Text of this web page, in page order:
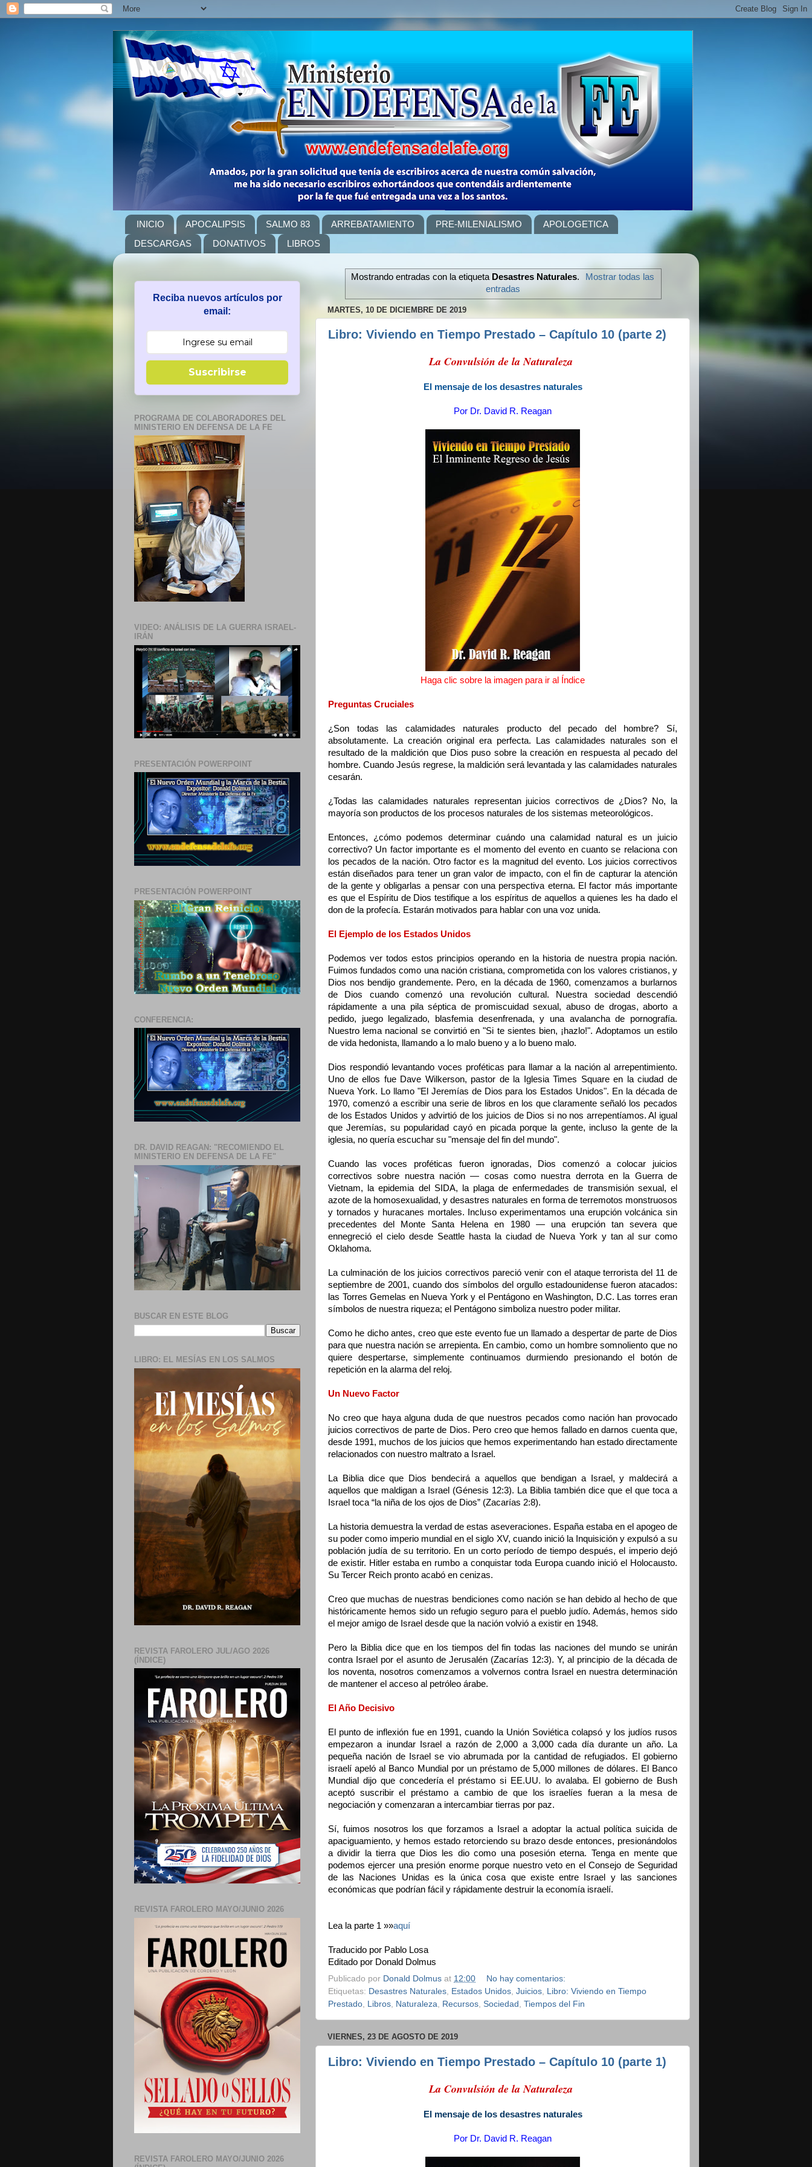
INICIO APOCALIPSIS SALMO 83 ARREBATAMIENTO PRE-MILENIALISMO
APOLOGETICA
DESCARGAS
DONATIVOS LIBROS
Mostrando entradas con la etiqueta Desastres Naturales.
Mostrar todas las
entradas
MARTES, 10 DE DICIEMBRE DE 2019
Libro: Viviendo en Tiempo Prestado – Capítulo 10 (parte 2)
La Convulsión de la Naturaleza
El mensaje de los desastres naturales
Por Dr. David R. Reagan
Haga clic sobre la imagen para ir al Índice
Preguntas Cruciales
¿Son todas las calamidades naturales producto del pecado del hombre? Sí,
absolutamente. La creación original era perfecta. Las calamidades naturales son el
resultado de la maldición que Dios puso sobre la creación en respuesta al pecado del
hombre. Cuando Jesús regrese, la maldición será levantada y las calamidades naturales
cesarán.
¿Todas las calamidades naturales representan juicios correctivos de ¿Dios? No, la
mayoría son productos de los procesos naturales de los sistemas meteorológicos.
Entonces, ¿cómo podemos determinar cuándo una calamidad natural es un juicio
correctivo? Un factor importante es el momento del evento en cuanto se relaciona con
los pecados de la nación. Otro factor es la magnitud del evento. Los juicios correctivos
están diseñados para tener un gran valor de impacto, con el fin de capturar la atención
de la gente y obligarlas a pensar con una perspectiva eterna. El factor más importante
es que el Espíritu de Dios testifique a los espíritus de aquellos a quienes les ha dado el
don de la profecía. Estarán motivados para hablar con una voz unida.
El Ejemplo de los Estados Unidos
Podemos ver todos estos principios operando en la historia de nuestra propia nación.
Fuimos fundados como una nación cristiana, comprometida con los valores cristianos, y
Dios nos bendijo grandemente. Pero, en la década de 1960, comenzamos a burlarnos
de Dios cuando comenzó una revolución cultural. Nuestra sociedad descendió
rápidamente a una pila séptica de promiscuidad sexual, abuso de drogas, aborto a
pedido, juego legalizado, blasfemia desenfrenada, y una avalancha de pornografía.
Nuestro lema nacional se convirtió en "Si te sientes bien, ¡hazlo!". Adoptamos un estilo
de vida hedonista, llamando a lo malo bueno y a lo bueno malo.
Dios respondió levantando voces proféticas para llamar a la nación al arrepentimiento.
Uno de ellos fue Dave Wilkerson, pastor de la Iglesia Times Square en la ciudad de
Nueva York. Lo llamo "El Jeremías de Dios para los Estados Unidos". En la década de
1970, comenzó a escribir una serie de libros en los que claramente señaló los pecados
de los Estados Unidos y advirtió de los juicios de Dios si no nos arrepentíamos. Al igual
que Jeremías, su popularidad cayó en picada porque la gente, incluso la gente de la
iglesia, no quería escuchar su "mensaje del fin del mundo".
Cuando las voces proféticas fueron ignoradas, Dios comenzó a colocar juicios
correctivos sobre nuestra nación — cosas como nuestra derrota en la Guerra de
Vietnam, la epidemia del SIDA, la plaga de enfermedades de transmisión sexual, el
azote de la homosexualidad, y desastres naturales en forma de terremotos monstruosos
y tornados y huracanes mortales. Incluso experimentamos una erupción volcánica sin
precedentes del Monte Santa Helena en 1980 — una erupción tan severa que
ennegreció el cielo desde Seattle hasta la ciudad de Nueva York y tan al sur como
Oklahoma.
La culminación de los juicios correctivos pareció venir con el ataque terrorista del 11 de
septiembre de 2001, cuando dos símbolos del orgullo estadounidense fueron atacados:
las Torres Gemelas en Nueva York y el Pentágono en Washington, D.C. Las torres eran
símbolos de nuestra riqueza; el Pentágono simboliza nuestro poder militar.
Como he dicho antes, creo que este evento fue un llamado a despertar de parte de Dios
para que nuestra nación se arrepienta. En cambio, como un hombre somnoliento que no
quiere despertarse, simplemente continuamos durmiendo presionando el botón de
repetición en la alarma del reloj.
Un Nuevo Factor
No creo que haya alguna duda de que nuestros pecados como nación han provocado
juicios correctivos de parte de Dios. Pero creo que hemos fallado en darnos cuenta que,
desde 1991, muchos de los juicios que hemos experimentando han estado directamente
relacionados con nuestro maltrato a Israel.
La Biblia dice que Dios bendecirá a aquellos que bendigan a Israel, y maldecirá a
aquellos que maldigan a Israel (Génesis 12:3). La Biblia también dice que el que toca a
Israel toca “la niña de los ojos de Dios” (Zacarías 2:8).
La historia demuestra la verdad de estas aseveraciones. España estaba en el apogeo de
su poder como imperio mundial en el siglo XV, cuando inició la Inquisición y expulsó a su
población judía de su territorio. En un corto período de tiempo después, el imperio dejó
de existir. Hitler estaba en rumbo a conquistar toda Europa cuando inició el Holocausto.
Su Tercer Reich pronto acabó en cenizas.
Creo que muchas de nuestras bendiciones como nación se han debido al hecho de que
históricamente hemos sido un refugio seguro para el pueblo judío. Además, hemos sido
el mejor amigo de Israel desde que la nación volvió a existir en 1948.
Pero la Biblia dice que en los tiempos del fin todas las naciones del mundo se unirán
contra Israel por el asunto de Jerusalén (Zacarías 12:3). Y, al principio de la década de
los noventa, nosotros comenzamos a volvernos contra Israel en nuestra determinación
de mantener el acceso al petróleo árabe.
El Año Decisivo
El punto de inflexión fue en 1991, cuando la Unión Soviética colapsó y los judíos rusos
empezaron a inundar Israel a razón de 2,000 a 3,000 cada día durante un año. La
pequeña nación de Israel se vio abrumada por la cantidad de refugiados. El gobierno
israelí apeló al Banco Mundial por un préstamo de 5,000 millones de dólares. El Banco
Mundial dijo que concedería el préstamo si EE.UU. lo avalaba. El gobierno de Bush
aceptó suscribir el préstamo a cambio de que los israelíes fueran a la mesa de
negociación y comenzaran a intercambiar tierras por paz.
Sí, fuimos nosotros los que forzamos a Israel a adoptar la actual política suicida de
apaciguamiento, y hemos estado retorciendo su brazo desde entonces, presionándolos
a dividir la tierra que Dios les dio como una posesión eterna. Tenga en mente que
podemos ejercer una presión enorme porque nuestro veto en el Consejo de Seguridad
de las Naciones Unidas es la única cosa que existe entre Israel y las sanciones
económicas que podrían fácil y rápidamente destruir la economía israelí.
Lea la parte 1 »»aquí
Traducido por Pablo Losa
Editado por Donald Dolmus
Publicado por Donald Dolmus at 12:00
No hay comentarios:
Etiquetas: Desastres Naturales, Estados Unidos, Juicios, Libro: Viviendo en Tiempo
Prestado, Libros, Naturaleza, Recursos, Sociedad , Tiempos del Fin
VIERNES, 23 DE AGOSTO DE 2019
Libro: Viviendo en Tiempo Prestado – Capítulo 10 (parte 1)
La Convulsión de la Naturaleza
El mensaje de los desastres naturales
Por Dr. David R. Reagan
Reciba nuevos artículos por
email:
Suscribirse
PROGRAMA DE COLABORADORES DEL
MINISTERIO EN DEFENSA DE LA FE
VIDEO: ANÁLISIS DE LA GUERRA ISRAEL-
IRÁN
PRESENTACIÓN POWERPOINT
PRESENTACIÓN POWERPOINT
CONFERENCIA:
DR. DAVID REAGAN: "RECOMIENDO EL
MINISTERIO EN DEFENSA DE LA FE"
BUSCAR EN ESTE BLOG
LIBRO: EL MESÍAS EN LOS SALMOS
REVISTA FAROLERO JUL/AGO 2026
(ÍNDICE)
REVISTA FAROLERO MAYO/JUNIO 2026
REVISTA FAROLERO MAYO/JUNIO 2026